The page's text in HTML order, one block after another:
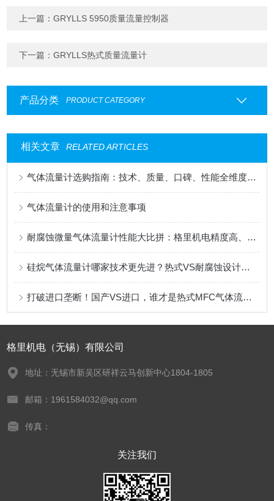
上一篇：GRYLLS 5950质量流量控制器
下一篇：GRYLLS热式质量流量计
产品分类 PRODUCT CATEGORY
相关文章 RELATED ARTICLES
气体流量计选购指南：技术、质量、口碑、性能全维度横评，格里机电告诉您国产与进口谁更香？
气体流量计的使用和注意事项
耐腐蚀微量气体流量计性能大比拼：格里机电精度高、稳定性好、技术更硬
硅烷气体流量计哪家技术更先进？热式VS耐腐蚀设计，国产厂家能否打破进口垄断？
打破进口垄断！国产VS进口，谁才是热式MFC气体流量计的“性能强者”？技术先进性深度擂台
格里机电（无锡）有限公司
地址：无锡市新吴区研祥云马创新中心1804-1805
邮箱：1961584032@qq.com
传真：
关注我们